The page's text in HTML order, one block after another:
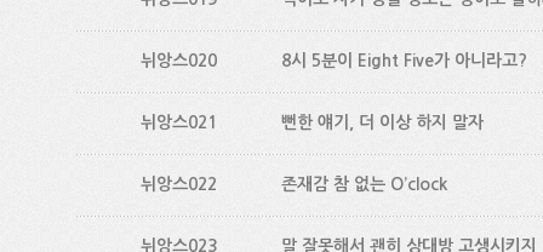
뉘앙스020 8시 5분이 Eight Five가 아니라고?
뉘앙스021 뻔한 얘기, 더 이상 하지 말자
뉘앙스022 존재감 참 없는 O’clock
뉘앙스023 말 잘못해서 괜히 상대방 고생시키지